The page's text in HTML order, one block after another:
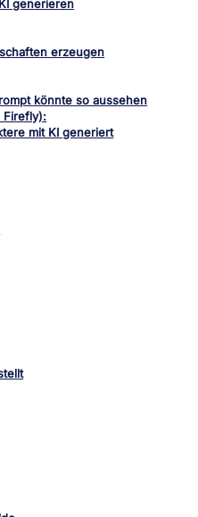
generieren
erzeugen
könnte so aussehen
Firefly):
mit KI generiert